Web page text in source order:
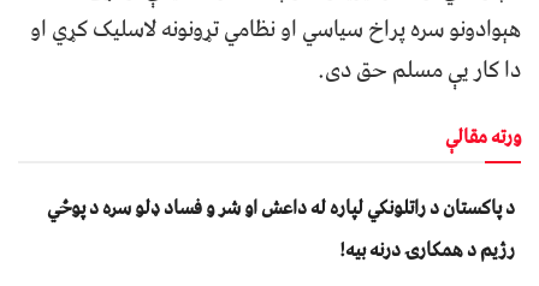
هېوادونو سره پراخ سیاسي او نظامي تړونونه لاسليک کړي او
دا کار یې مسلم حق دی.
ورته مقالې
د پاکستان د راتلونکي لپاره له داعش او شر و فساد ډلو سره د پوځي
رژیم د همکارۍ درنه بیه!